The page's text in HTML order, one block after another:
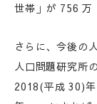
世帯」が 756 万
さらに、今後の
人口問題研究所
2018(平成 30)